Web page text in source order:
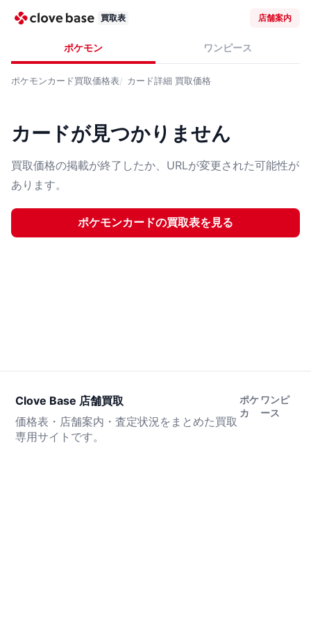
買取表 店舗案内
ポケモン ワンピース
ポケモンカード買取価格表 カード詳細 買取価格
カードが見つかりません
買取価格の掲載が終了したか、URLが変更された可能性が
あります。
ポケモンカードの買取表を見る
Clove Base 店舗買取
価格表・店舗案内・査定状況をまとめた買取
専用サイトです。
ポケ
カ
ワンピ
ース